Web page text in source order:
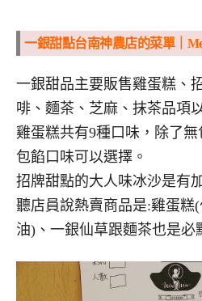
一銀甜點台南神農店的菜單｜
一銀甜品主要販售雞蛋糕、
啡、麵茶、芝麻、抹茶品項
雞蛋糕共有9種口味，除了
包餡口味可以選擇。
招牌甜點的大人味冰沙是有
聽店員說熱賣商品是:雞蛋糕
油)、一銀仙草跟麵茶也是必